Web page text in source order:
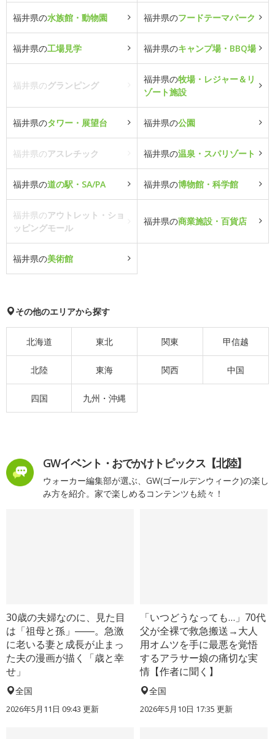
福井県の水族館・動物園 福井県のフードテーマパーク
福井県の工場見学 福井県のキャンプ場・BBQ場
福井県のグランピング
福井県の牧場・レジャー＆リ
ゾート施設
福井県のタワー・展望台 福井県の公園
福井県のアスレチック 福井県の温泉・スパリゾート
福井県の道の駅・SA/PA 福井県の博物館・科学館
福井県のアウトレット・ショ
ッピングモール
福井県の商業施設・百貨店
福井県の美術館
その他のエリアから探す
北海道 東北 関東 甲信越
北陸 東海 関西 中国
四国 九州・沖縄
GWイベント・おでかけトピックス【北陸】
ウォーカー編集部が選ぶ、GW(ゴールデンウィーク)の楽し
み方を紹介。家で楽しめるコンテンツも続々！
30歳の夫婦なのに、見た目
は「祖母と孫」――。急激
に老いる妻と成長が止まっ
た夫の漫画が描く「歳と幸
せ」
全国
2026年5月11日 09:43 更新
「いつどうなっても…」70代
父が全裸で救急搬送→大人
用オムツを手に最悪を覚悟
するアラサー娘の痛切な実
情【作者に聞く】
全国
2026年5月10日 17:35 更新